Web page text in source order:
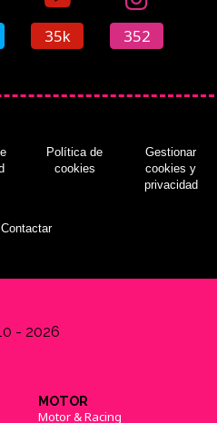
35k 352
Política de
cookies
Gestionar
cookies y
privacidad
Contactar
- 2026
MOTOR
Motor & Racing